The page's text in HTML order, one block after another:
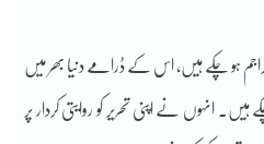
50 زبانوں میں تراجم ہو چکے ہیں، اس کے ڈرامے دنیا بھر میں
انہوں نے اپنی تحریر کو روایتی کردار پر